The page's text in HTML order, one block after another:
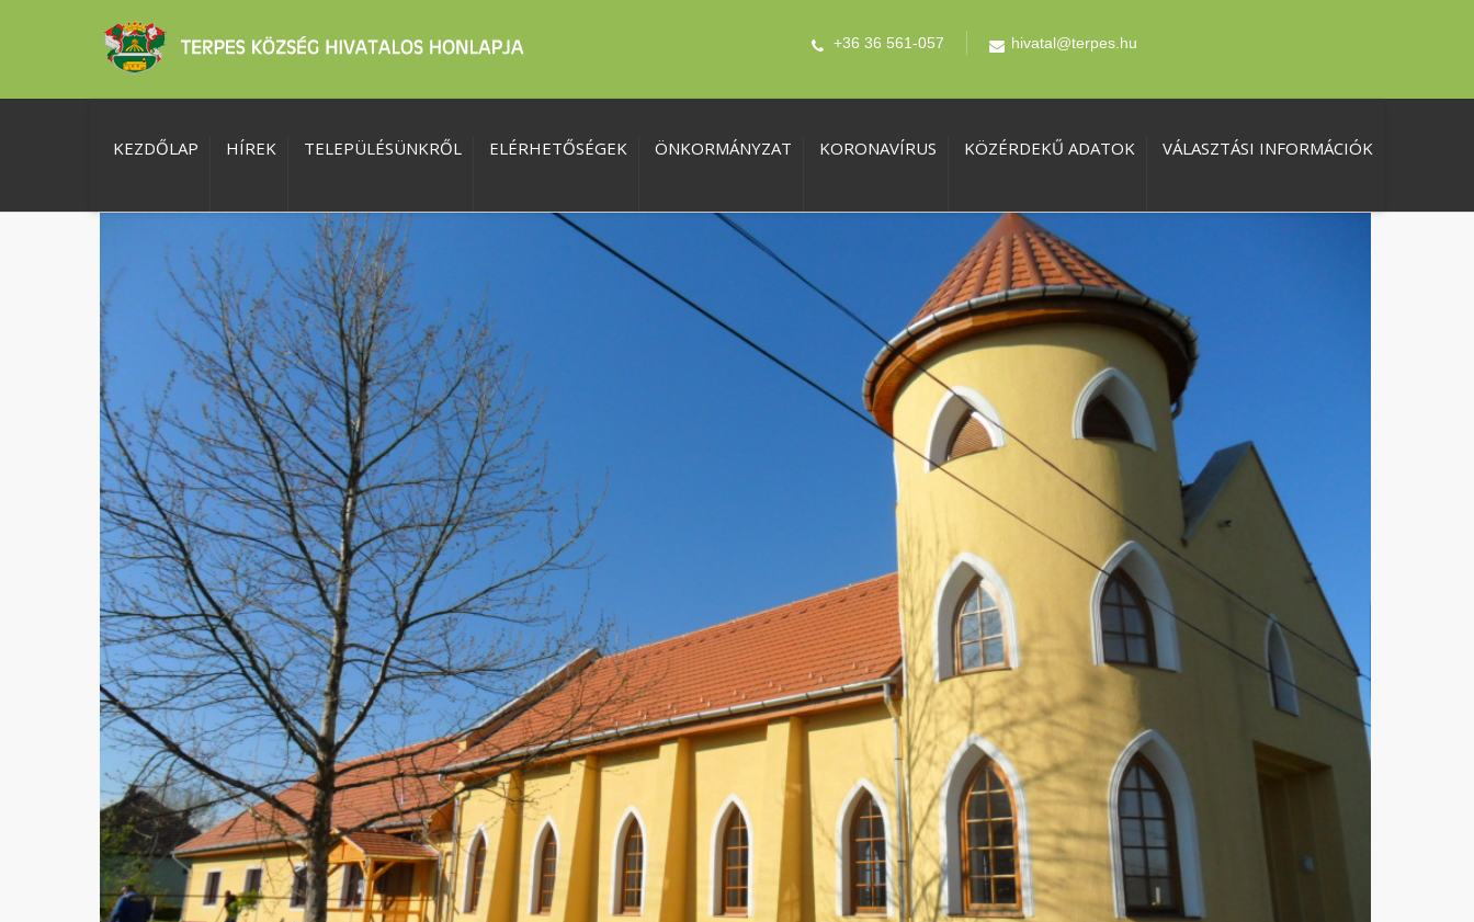
+36 36 561-057 hivatal@terpes.hu
KEZDŐLAP HÍREK TELEPÜLÉSÜNKRŐL ELÉRHETŐSÉGEK ÖNKORMÁNYZAT KORONAVÍRUS KÖZÉRDEKŰ ADATOK VÁLASZTÁSI INFORMÁCIÓK